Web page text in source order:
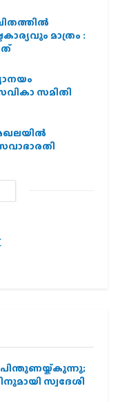
മാത്രം :
സമിതി
സ്വദേശി